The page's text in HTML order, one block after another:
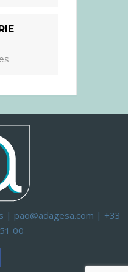
| pao@adagesa.com | +33
00